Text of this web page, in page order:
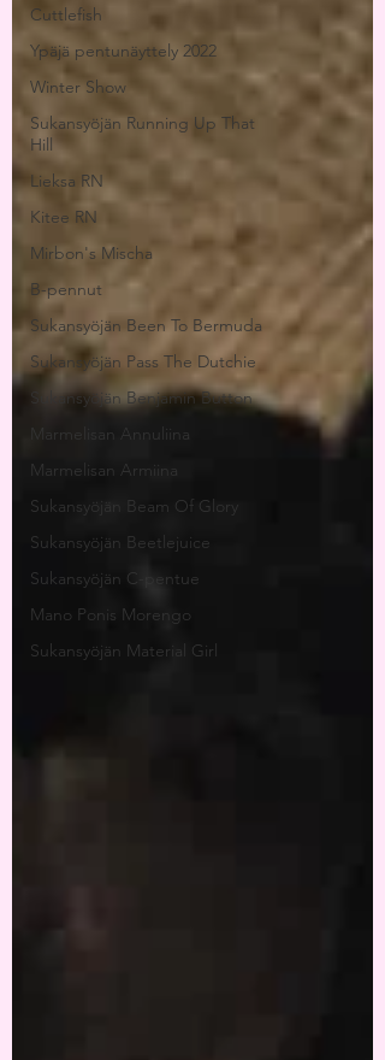
Cuttlefish
Ypäjä pentunäyttely 2022
Winter Show
Sukansyöjän Running Up That
Hill
Lieksa RN
Kitee RN
Mirbon's Mischa
B-pennut
Sukansyöjän Been To Bermuda
Sukansyöjän Pass The Dutchie
Sukansyöjän Benjamin Button
Marmelisan Annuliina
Marmelisan Armiina
Sukansyöjän Beam Of Glory
Sukansyöjän Beetlejuice
Sukansyöjän C-pentue
Mano Ponis Morengo
Sukansyöjän Material Girl